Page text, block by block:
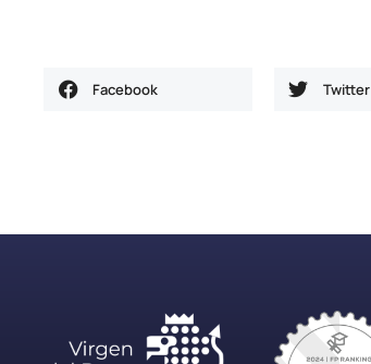
Facebook Twitter